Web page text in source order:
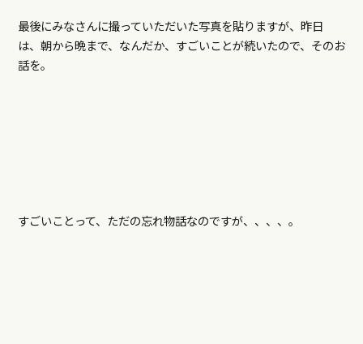
最後にみなさんに撮っていただいた写真を貼りますが、昨日
は、朝から晩まで、なんだか、すごいことが続いたので、そのお
話を。
すごいことって、ただの忘れ物話なのですが、、、、。